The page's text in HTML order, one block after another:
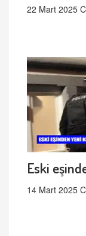
22 Mart 2025
Eski
14 Mart 2025